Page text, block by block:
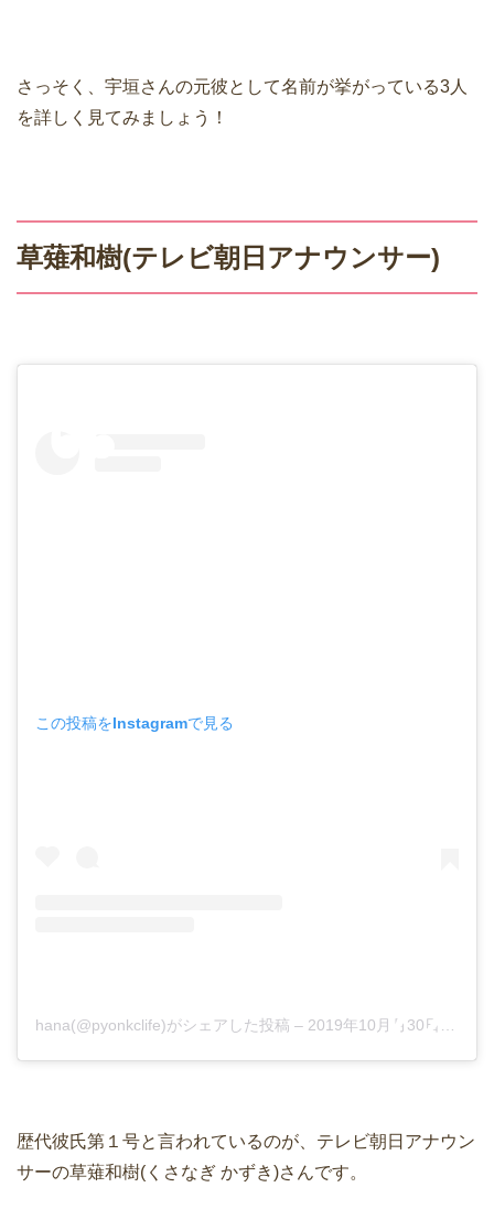
さっそく、宇垣さんの元彼として名前が挙がっている3人
を詳しく見てみましょう！
草薙和樹(テレビ朝日アナウンサー)
この投稿をInstagramで見る
hana(@pyonkclife)がシェアした投稿 – 2019年10月月30日午前10時59分PDT
歴代彼氏第１号と言われているのが、テレビ朝日アナウン
サーの草薙和樹(くさなぎ かずき)さんです。